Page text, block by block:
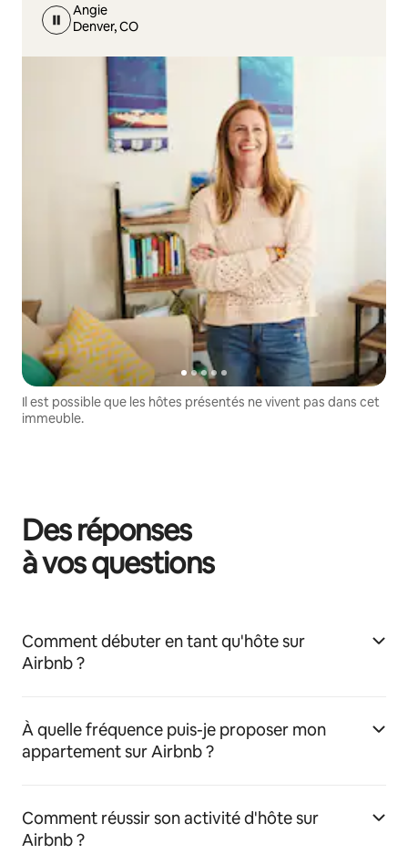
Angie
Denver, CO
Il est possible que les hôtes présentés ne vivent pas dans cet
immeuble.
Des réponses
à vos questions
Comment débuter en tant qu'hôte sur
Airbnb ?
À quelle fréquence puis-je proposer mon
appartement sur Airbnb ?
Comment réussir son activité d'hôte sur
Airbnb ?